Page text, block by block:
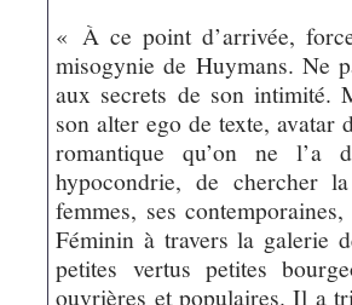
« À ce point d’arrivée,
misogynie de Huymans. Ne
aux secrets de son intimité.
son alter ego de texte, avatar
romantique qu’on ne l’a
hypocondrie, de chercher
femmes, ses
Féminin à travers la galerie
petites vertus petites
ouvrières et populaires. Il a